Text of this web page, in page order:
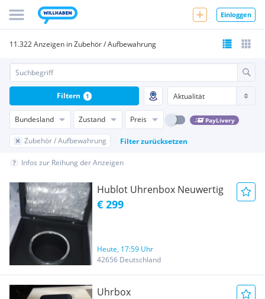
Einloggen
11.322 Anzeigen in Zubehör / Aufbewahrung
Bundesland Zustand Preis PayLivery
Zubehör / Aufbewahrung Filter zurücksetzen
Filtern 1
Infos zur Reihung der Anzeigen
Hublot Uhrenbox Neuwertig
€ 299
Heute, 17:59 Uhr
42656 Deutschland
Uhrbox